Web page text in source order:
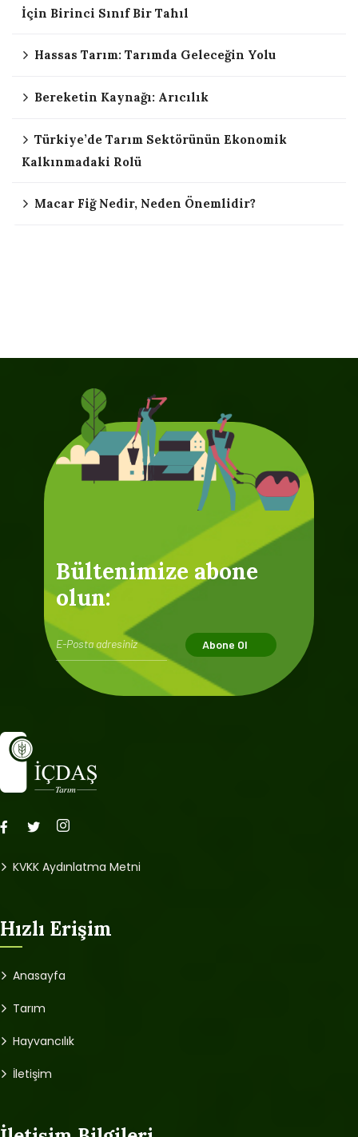
İçin Birinci Sınıf Bir Tahıl
Hassas Tarım: Tarımda Geleceğin Yolu
Bereketin Kaynağı: Arıcılık
Türkiye’de Tarım Sektörünün Ekonomik
Kalkınmadaki Rolü
Macar Fiğ Nedir, Neden Önemlidir?
Bültenimize abone
olun:
Abone Ol
KVKK Aydınlatma Metni
Hızlı Erişim
Anasayfa
Tarım
Hayvancılık
İletişim